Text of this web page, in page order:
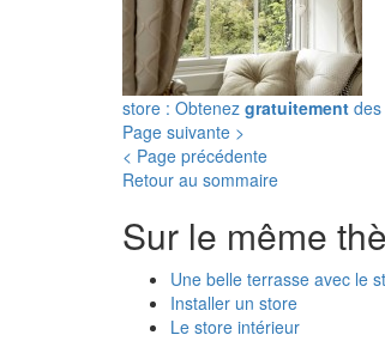
store : Obtenez gratuitement
Page suivante >
< Page précédente
Retour au sommaire
Sur le même
Une belle terrasse avec le
Installer un store
Le store intérieur